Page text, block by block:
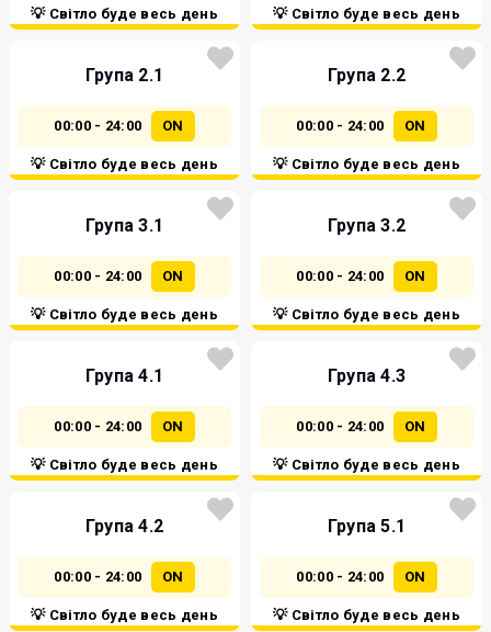
💡 Світло буде весь день 💡 Світло буде весь день
Група 2.1
00:00 - 24:00 ON
💡 Світло буде весь день
Група 2.2
00:00 - 24:00 ON
💡 Світло буде весь день
Група 3.1
00:00 - 24:00 ON
💡 Світло буде весь день
Група 3.2
00:00 - 24:00 ON
💡 Світло буде весь день
Група 4.1
00:00 - 24:00 ON
💡 Світло буде весь день
Група 4.3
00:00 - 24:00 ON
💡 Світло буде весь день
Група 4.2
00:00 - 24:00 ON
💡 Світло буде весь день
Група 5.1
00:00 - 24:00 ON
💡 Світло буде весь день